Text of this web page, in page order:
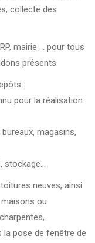
collecte des
mairie ... pour tous
présents.
:
pour la réalisation
magasins,
stockage...
neuves, ainsi
ou
pose de fenêtre de